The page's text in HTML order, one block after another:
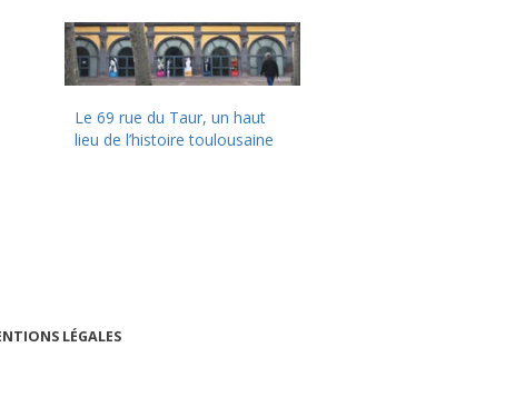
Le 69 rue du Taur, un haut
lieu de l’histoire toulousaine
LÉGALES